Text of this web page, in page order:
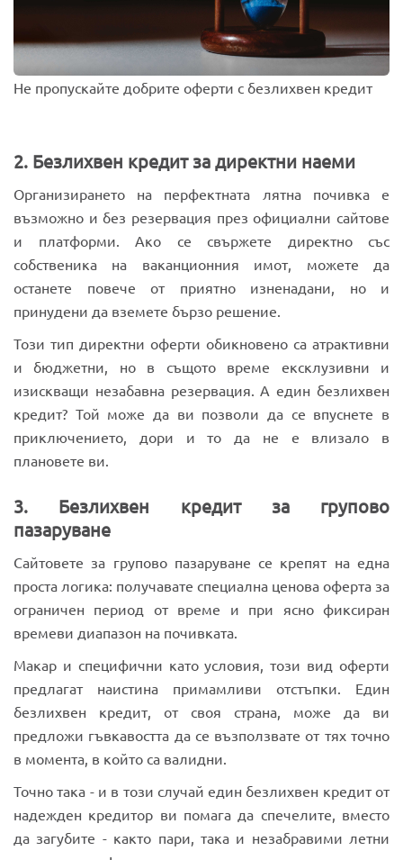
Не пропускайте добрите оферти с безлихвен кредит
2. Безлихвен кредит за директни наеми
Организирането на перфектната лятна почивка е
възможно и без резервация през официални сайтове
и платформи. Ако се свържете директно със
собственика на ваканционния имот, можете да
останете повече от приятно изненадани, но и
принудени да вземете бързо решение.
Този тип директни оферти обикновено са атрактивни
и бюджетни, но в същото време ексклузивни и
изискващи незабавна резервация. А един безлихвен
кредит? Той може да ви позволи да се впуснете в
приключението, дори и то да не е влизало в
плановете ви.
3. Безлихвен кредит за групово
пазаруване
Сайтовете за групово пазаруване се крепят на една
проста логика: получавате специална ценова оферта за
ограничен период от време и при ясно фиксиран
времеви диапазон на почивката.
Макар и специфични като условия, този вид оферти
предлагат наистина примамливи отстъпки. Един
безлихвен кредит, от своя страна, може да ви
предложи гъвкавостта да се възползвате от тях точно
в момента, в който са валидни.
Точно така - и в този случай един безлихвен кредит от
надежден кредитор ви помага да спечелите, вместо
да загубите - както пари, така и незабравими летни